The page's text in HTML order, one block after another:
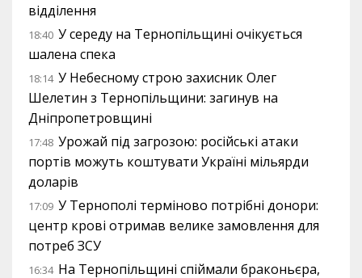
відділення
18:40 У середу на Тернопільщині очікується
шалена спека
18:14 У Небесному строю захисник Олег
Шелетин з Тернопільщини: загинув на
Дніпропетровщині
17:48 Урожай під загрозою: російські атаки
портів можуть коштувати Україні мільярди
доларів
17:09 У Тернополі терміново потрібні донори:
центр крові отримав велике замовлення для
потреб ЗСУ
16:34 На Тернопільщині спіймали браконьєра,